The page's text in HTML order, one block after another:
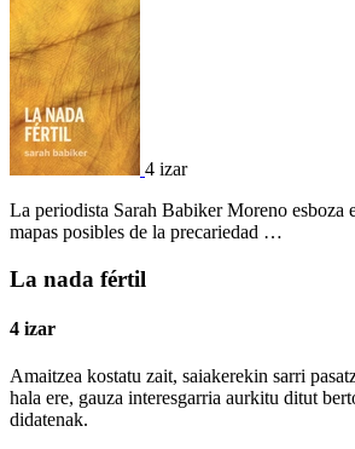
4 izar
La periodista Sarah Babiker Moreno esboza
mapas posibles de la precariedad …
La nada fértil
4 izar
Amaitzea kostatu zait, saiakerekin sarri
hala ere, gauza interesgarria aurkitu ditut
didatenak.